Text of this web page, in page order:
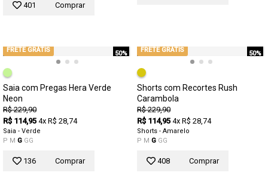
401 Comprar
50%
FRETE GRÁTIS
Saia com Pregas Hera Verde
Neon
R$ 229,90
R$ 114,95 4x R$ 28,74
Saia - Verde
P M G GG
136 Comprar
50%
FRETE GRÁTIS
Shorts com Recortes Rush
Carambola
R$ 229,90
R$ 114,95 4x R$ 28,74
Shorts - Amarelo
P M G GG
408 Comprar